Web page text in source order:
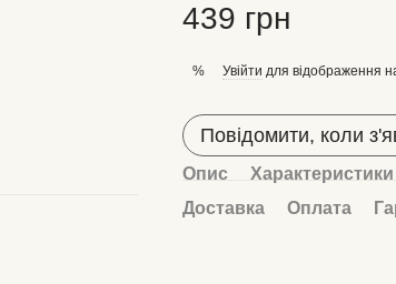
439 грн
% Увійти для відображення
Повідомити, коли
Опис Характеристики
Доставка
Оплата